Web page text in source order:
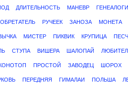
ДЛИТЕЛЬНОСТЬ МАНЕВР
РУЧЕЕК ЗАНОЗА МОНЕТА
МИСТЕР ПИКВИК КРУПИЦА
СТУПА ВИШЕРА ШАЛОПАЙ
ПРОСТОЙ ЗАВОДЕЦ ШОРОХ
ПЕРЕДНЯЯ ГИМАЛАИ ПОЛЬША